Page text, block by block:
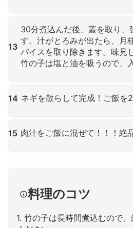
13
30分煮込んだ後、蓋を取り、
す。汁がとろみが出たら、月
パイスを取り除きます。味見
竹の子は塩と油を吸うので、
14 ネギを散らして完成！ご飯を
15 肉汁をご飯に混ぜて！！！絶
料理のコツ
1. 竹の子は長時間煮込むので